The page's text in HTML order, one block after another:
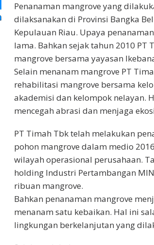
Penanaman mangrove yang
dilaksanakan di Provinsi Bangka
Kepulauan Riau. Upaya
lama. Bahkan sejak tahun 2010 PT
mangrove bersama yayasan
Selain menanam mangrove PT
rehabilitasi mangrove bersama
akademisi dan kelompok nelayan.
mencegah abrasi dan menjaga
PT Timah Tbk telah melakukan
pohon mangrove dalam medio
wilayah operasional perusahaan.
holding Industri Pertambangan
ribuan mangrove.
Bahkan penanaman mangrove
menanam satu kebaikan. Hal ini
lingkungan berkelanjutan yang